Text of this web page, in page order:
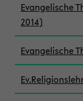
Evangelische
2014)
Evangelische